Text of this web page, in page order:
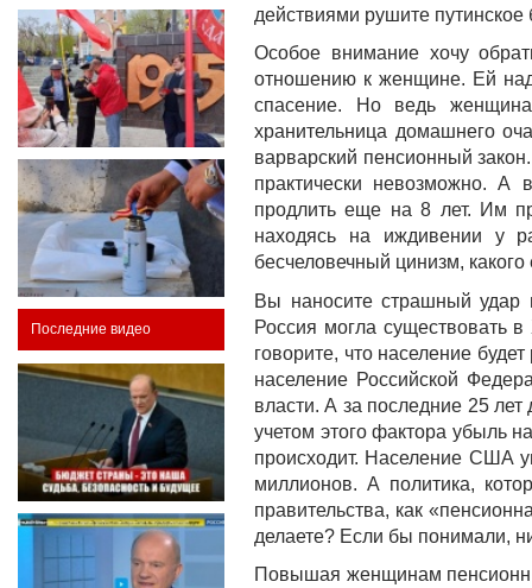
Последние видео
действиями рушите
Особое внимание хочу
отношению к женщине. Ей
спасение. Но ведь
хранительница домашнего
варварский пенсионный
практически невозможно.
продлить еще на 8 лет. Им
находясь на иждивении у
бесчеловечный цинизм,
Вы наносите страшный удар
Россия могла существовать
говорите, что население
население Российской
власти. А за последние 25
учетом этого фактора убыль
происходит. Население США
миллионов. А политика,
правительства, как
делаете? Если бы понимали,
Повышая женщинам